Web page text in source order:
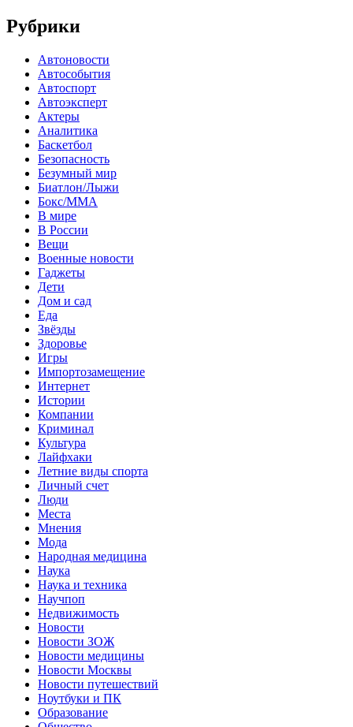
Рубрики
Автоновости
Автособытия
Автоспорт
Автоэксперт
Актеры
Аналитика
Баскетбол
Безопасность
Безумный мир
Биатлон/Лыжи
Бокс/MMA
В мире
В России
Вещи
Военные новости
Гаджеты
Дети
Дом и сад
Еда
Звёзды
Здоровье
Игры
Импортозамещение
Интернет
Истории
Компании
Криминал
Культура
Лайфхаки
Летние виды спорта
Личный счет
Люди
Места
Мнения
Мода
Народная медицина
Наука
Наука и техника
Научпоп
Недвижимость
Новости
Новости ЗОЖ
Новости медицины
Новости Москвы
Новости путешествий
Ноутбуки и ПК
Образование